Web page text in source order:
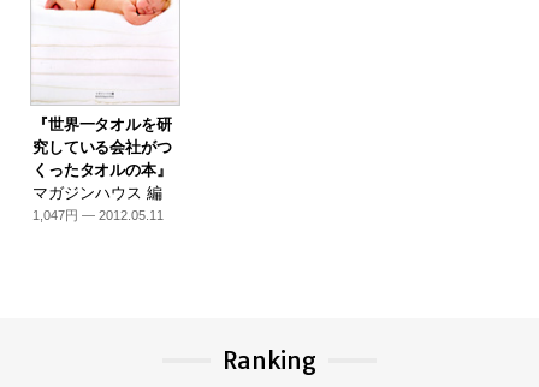
『世界一タオルを研
究している会社がつ
くったタオルの本』
マガジンハウス 編
1,047円 — 2012.05.11
Ranking